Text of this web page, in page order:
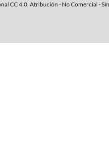
CC 4.0. Atribución - No Comercial -